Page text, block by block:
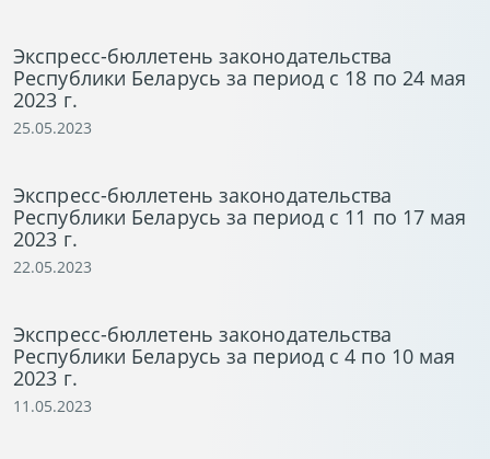
Экспресс-бюллетень законодательства
Республики Беларусь за период с 18 по 24 мая
2023 г.
25.05.2023
Экспресс-бюллетень законодательства
Республики Беларусь за период с 11 по 17 мая
2023 г.
22.05.2023
Экспресс-бюллетень законодательства
Республики Беларусь за период с 4 по 10 мая
2023 г.
11.05.2023